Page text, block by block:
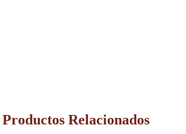
Productos Relacionados